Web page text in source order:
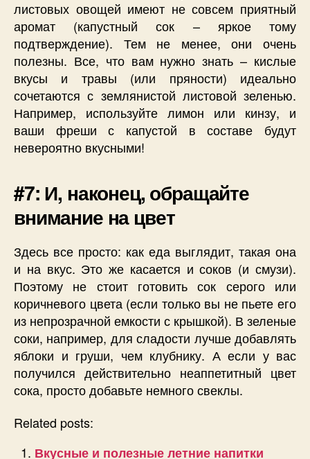
листовых овощей имеют не совсем приятный
аромат (капустный сок – яркое тому
подтверждение). Тем не менее, они очень
полезны. Все, что вам нужно знать – кислые
вкусы и травы (или пряности) идеально
сочетаются с землянистой листовой зеленью.
Например, используйте лимон или кинзу, и
ваши фреши с капустой в составе будут
невероятно вкусными!
#7: И, наконец, обращайте
внимание на цвет
Здесь все просто: как еда выглядит, такая она
и на вкус. Это же касается и соков (и смузи).
Поэтому не стоит готовить сок серого или
коричневого цвета (если только вы не пьете его
из непрозрачной емкости с крышкой). В зеленые
соки, например, для сладости лучше добавлять
яблоки и груши, чем клубнику. А если у вас
получился действительно неаппетитный цвет
сока, просто добавьте немного свеклы.
Related posts:
Вкусные и полезные летние напитки